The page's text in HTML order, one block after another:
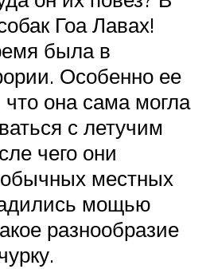
Гоа Лавах!
была в
Особенно ее
что она сама могла
с летучим
чего они
местных
мощью
разнообразие